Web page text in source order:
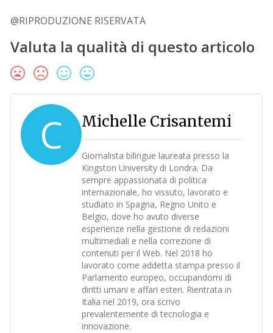
@RIPRODUZIONE RISERVATA
Valuta la qualità di questo articolo
C Michelle Crisantemi
Giornalista bilingue laureata presso la
Kingston University di Londra. Da
sempre appassionata di politica
internazionale, ho vissuto, lavorato e
studiato in Spagna, Regno Unito e
Belgio, dove ho avuto diverse
esperienze nella gestione di redazioni
multimediali e nella correzione di
contenuti per il Web. Nel 2018 ho
lavorato come addetta stampa presso il
Parlamento europeo, occupandomi di
diritti umani e affari esteri. Rientrata in
Italia nel 2019, ora scrivo
prevalentemente di tecnologia e
innovazione.